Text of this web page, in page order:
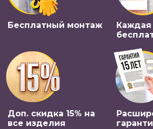
Бесплатный монтаж
Доп. скидка 15% на
все изделия